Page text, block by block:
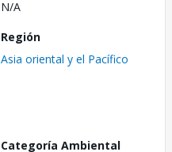
N/A
Región
Asia oriental y el Pacífico
Categoría Ambiental